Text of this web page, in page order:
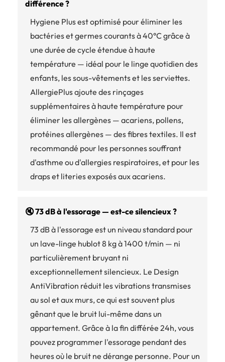
différence ?
Hygiene Plus est optimisé pour éliminer les
bactéries et germes courants à 40°C grâce à
une durée de cycle étendue à haute
température — idéal pour le linge quotidien des
enfants, les sous-vêtements et les serviettes.
AllergiePlus ajoute des rinçages
supplémentaires à haute température pour
éliminer les allergènes — acariens, pollens,
protéines allergènes — des fibres textiles. Il est
recommandé pour les personnes souffrant
d'asthme ou d'allergies respiratoires, et pour les
draps et literies exposés aux acariens.
🔇 73 dB à l'essorage — est-ce silencieux ?
73 dB à l'essorage est un niveau standard pour
un lave-linge hublot 8 kg à 1400 t/min — ni
particulièrement bruyant ni
exceptionnellement silencieux. Le Design
AntiVibration réduit les vibrations transmises
au sol et aux murs, ce qui est souvent plus
gênant que le bruit lui-même dans un
appartement. Grâce à la fin différée 24h, vous
pouvez programmer l'essorage pendant des
heures où le bruit ne dérange personne. Pour un